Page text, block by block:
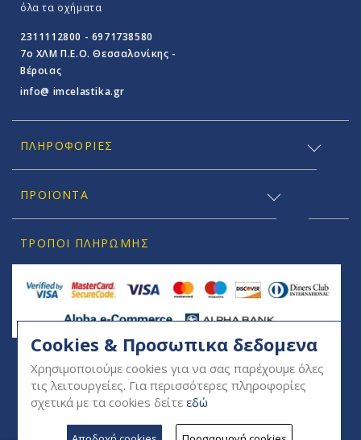
όλα τα οχήματα
2311112800 - 6971738580
7o ΧΛΜ Π.E.O. Θεσσαλονίκης -
Βέροιας
info@ imcelastika.gr
ΠΛΗΡΟΦΟΡΊΕΣ
ΠΡΟΪΟΝΤΑ
ΤΡΌΠΟΙ ΠΛΗΡΩΜΉΣ
Cookies & Προσωπικα δεδομενα
Χρησιμοποιούμε cookies για να σας παρέχουμε όλες
τις λειτουργείες. Για περισσότερες πληροφορίες
σχετικά με τα cookies δείτε εδώ